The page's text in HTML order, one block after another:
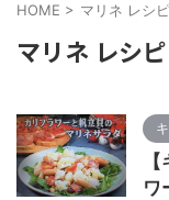
HOME > マリネ レシピ
マリネ レシピ
ワ